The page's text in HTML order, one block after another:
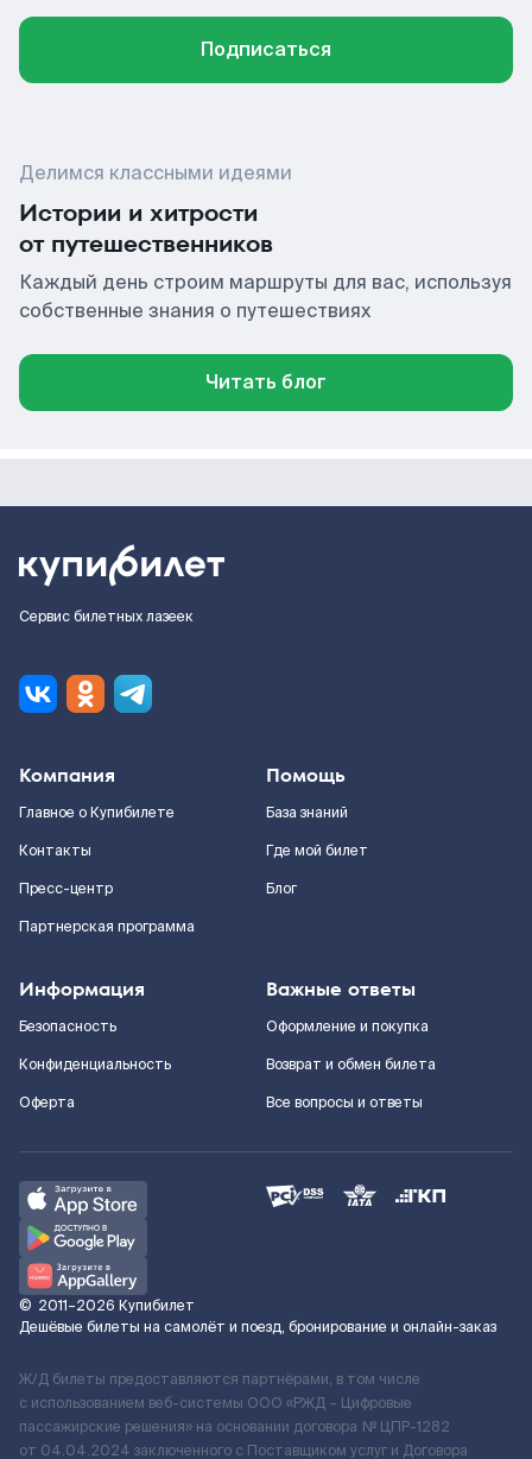
Подписаться
Делимся классными идеями
Истории и хитрости
от путешественников
Каждый день строим маршруты для вас, используя
собственные знания о путешествиях
Читать блог
Сервис билетных лазеек
Компания
Главное о Купибилете
Контакты
Пресс-центр
Партнерская программа
Помощь
База знаний
Где мой билет
Блог
Информация
Безопасность
Конфиденциальность
Оферта
Важные ответы
Оформление и покупка
Возврат и обмен билета
Все вопросы и ответы
© 2011–2026 Купибилет
Дешёвые билеты на самолёт и поезд, бронирование и онлайн-заказ
Ж/Д билеты предоставляются партнёрами, в том числе
с использованием веб-системы ООО «РЖД – Цифровые
пассажирские решения» на основании договора № ЦПР-1282
от 04.04.2024 заключенного с Поставщиком услуг и Договора